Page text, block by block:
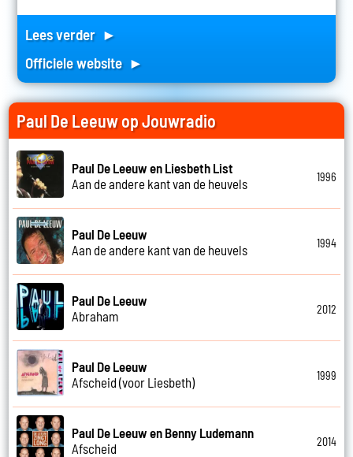
Lees verder ►
Officiele website ►
Paul De Leeuw op Jouwradio
Paul De Leeuw en Liesbeth List
Aan de andere kant van de heuvels
1996
Paul De Leeuw
Aan de andere kant van de heuvels
1994
Paul De Leeuw
Abraham
2012
Paul De Leeuw
Afscheid (voor Liesbeth)
1999
Paul De Leeuw en Benny Ludemann
Afscheid
2014